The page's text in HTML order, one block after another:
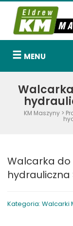
MENU
KM Maszyny>
Walcarka
hydrauliczna
Kategoria: Walcarki